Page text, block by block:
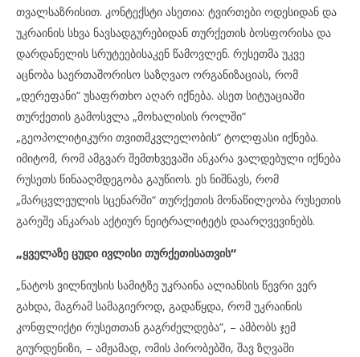
თვალსაზრისით. კონტექსტი ასეთია: ტვირთები ოდესიდან და
უკრაინის სხვა ნავსადგურებიდან თურქეთის ბოსფორისა და
დარდანელის სრუტეებისაკენ წამოვლენ. რუსეთმა უკვე
აცნობა საერთაშორისო საზღვაო ორგანიზაციას, რომ
„დერეფანი“ უსაფრთხო აღარ იქნება. ასეთ სიტუაციაში
თურქეთის გამოსვლა „მოხალისის როლში“
„გეოპოლიტიკური თვითმკვლელობის“ ტოლფასი იქნება.
იმიტომ, რომ ამგვარ შემთხვევაში ანკარა ვალდებული იქნება
რუსეთს წინააღმდეგობა გაუწიოს. ეს ნიშნავს, რომ
„მარცვლეულის სცენარში“ თურქეთის მონაწილეობა რუსეთის
გარეშე ანკარას აქტიურ ნეიტრალიტეტს დაარღვევინებს.
„ყველაზე ცუდი ივლისი თურქეთისათვის“
„ნატოს ვილნიუსის სამიტზე უკრაინა ალიანსის წევრი ვერ
გახდა, მაგრამ სამაგიეროდ, გადაწყდა, რომ უკრაინის
კონფლიქტი რუსეთთან გაგრძელდება“, – ამბობს ჯემ
გიურდენიზი, – ამჟამად, ომის პირობებში, შავ ზღვაში